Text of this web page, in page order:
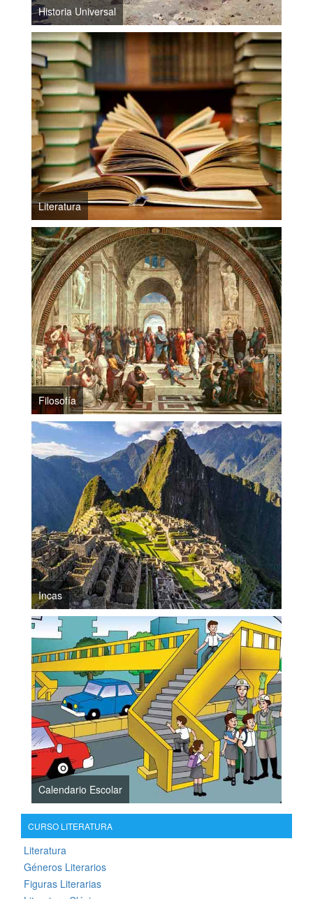
Historia Universal
Literatura
Filosofía
Incas
Calendario Escolar
CURSO LITERATURA
Literatura
Géneros Literarios
Figuras Literarias